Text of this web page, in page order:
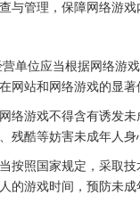
与管理，保障网络游戏
位应当根据网络游戏
网站和网络游戏的显著
游戏不得含有诱发未
残酷等妨害未成年人身
照国家规定，采取技
的游戏时间，预防未成